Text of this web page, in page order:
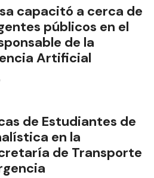
capacitó a cerca de
públicos en el
de la
Artificial
de Estudiantes de
en la
de Transporte